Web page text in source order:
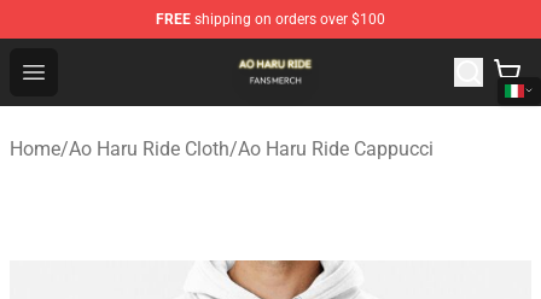
FREE shipping on orders over $100
Open menu
Ao Haru Ride Shop - Official Ao Haru Ride Merchandise
Home/Ao Haru Ride Cloth/Ao Haru Ride Cappucci